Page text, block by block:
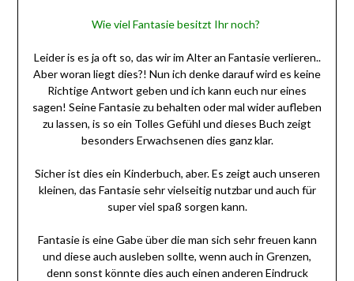
Wie viel Fantasie besitzt Ihr noch?
Leider is es ja oft so, das wir im Alter an Fantasie verlieren..
Aber woran liegt dies?! Nun ich denke darauf wird es keine
Richtige Antwort geben und ich kann euch nur eines
sagen! Seine Fantasie zu behalten oder mal wider aufleben
zu lassen, is so ein Tolles Gefühl und dieses Buch zeigt
besonders Erwachsenen dies ganz klar.
Sicher ist dies ein Kinderbuch, aber. Es zeigt auch unseren
kleinen, das Fantasie sehr vielseitig nutzbar und auch für
super viel spaß sorgen kann.
Fantasie is eine Gabe über die man sich sehr freuen kann
und diese auch ausleben sollte, wenn auch in Grenzen,
denn sonst könnte dies auch einen anderen Eindruck